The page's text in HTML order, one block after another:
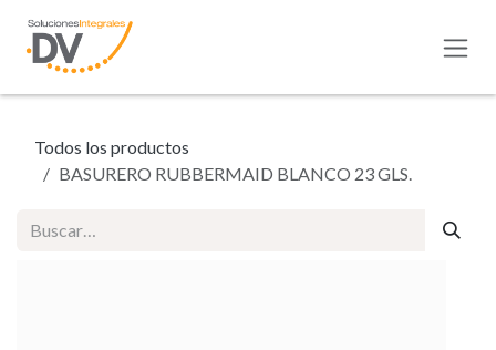
Todos los productos
BASURERO RUBBERMAID BLANCO 23 GLS.